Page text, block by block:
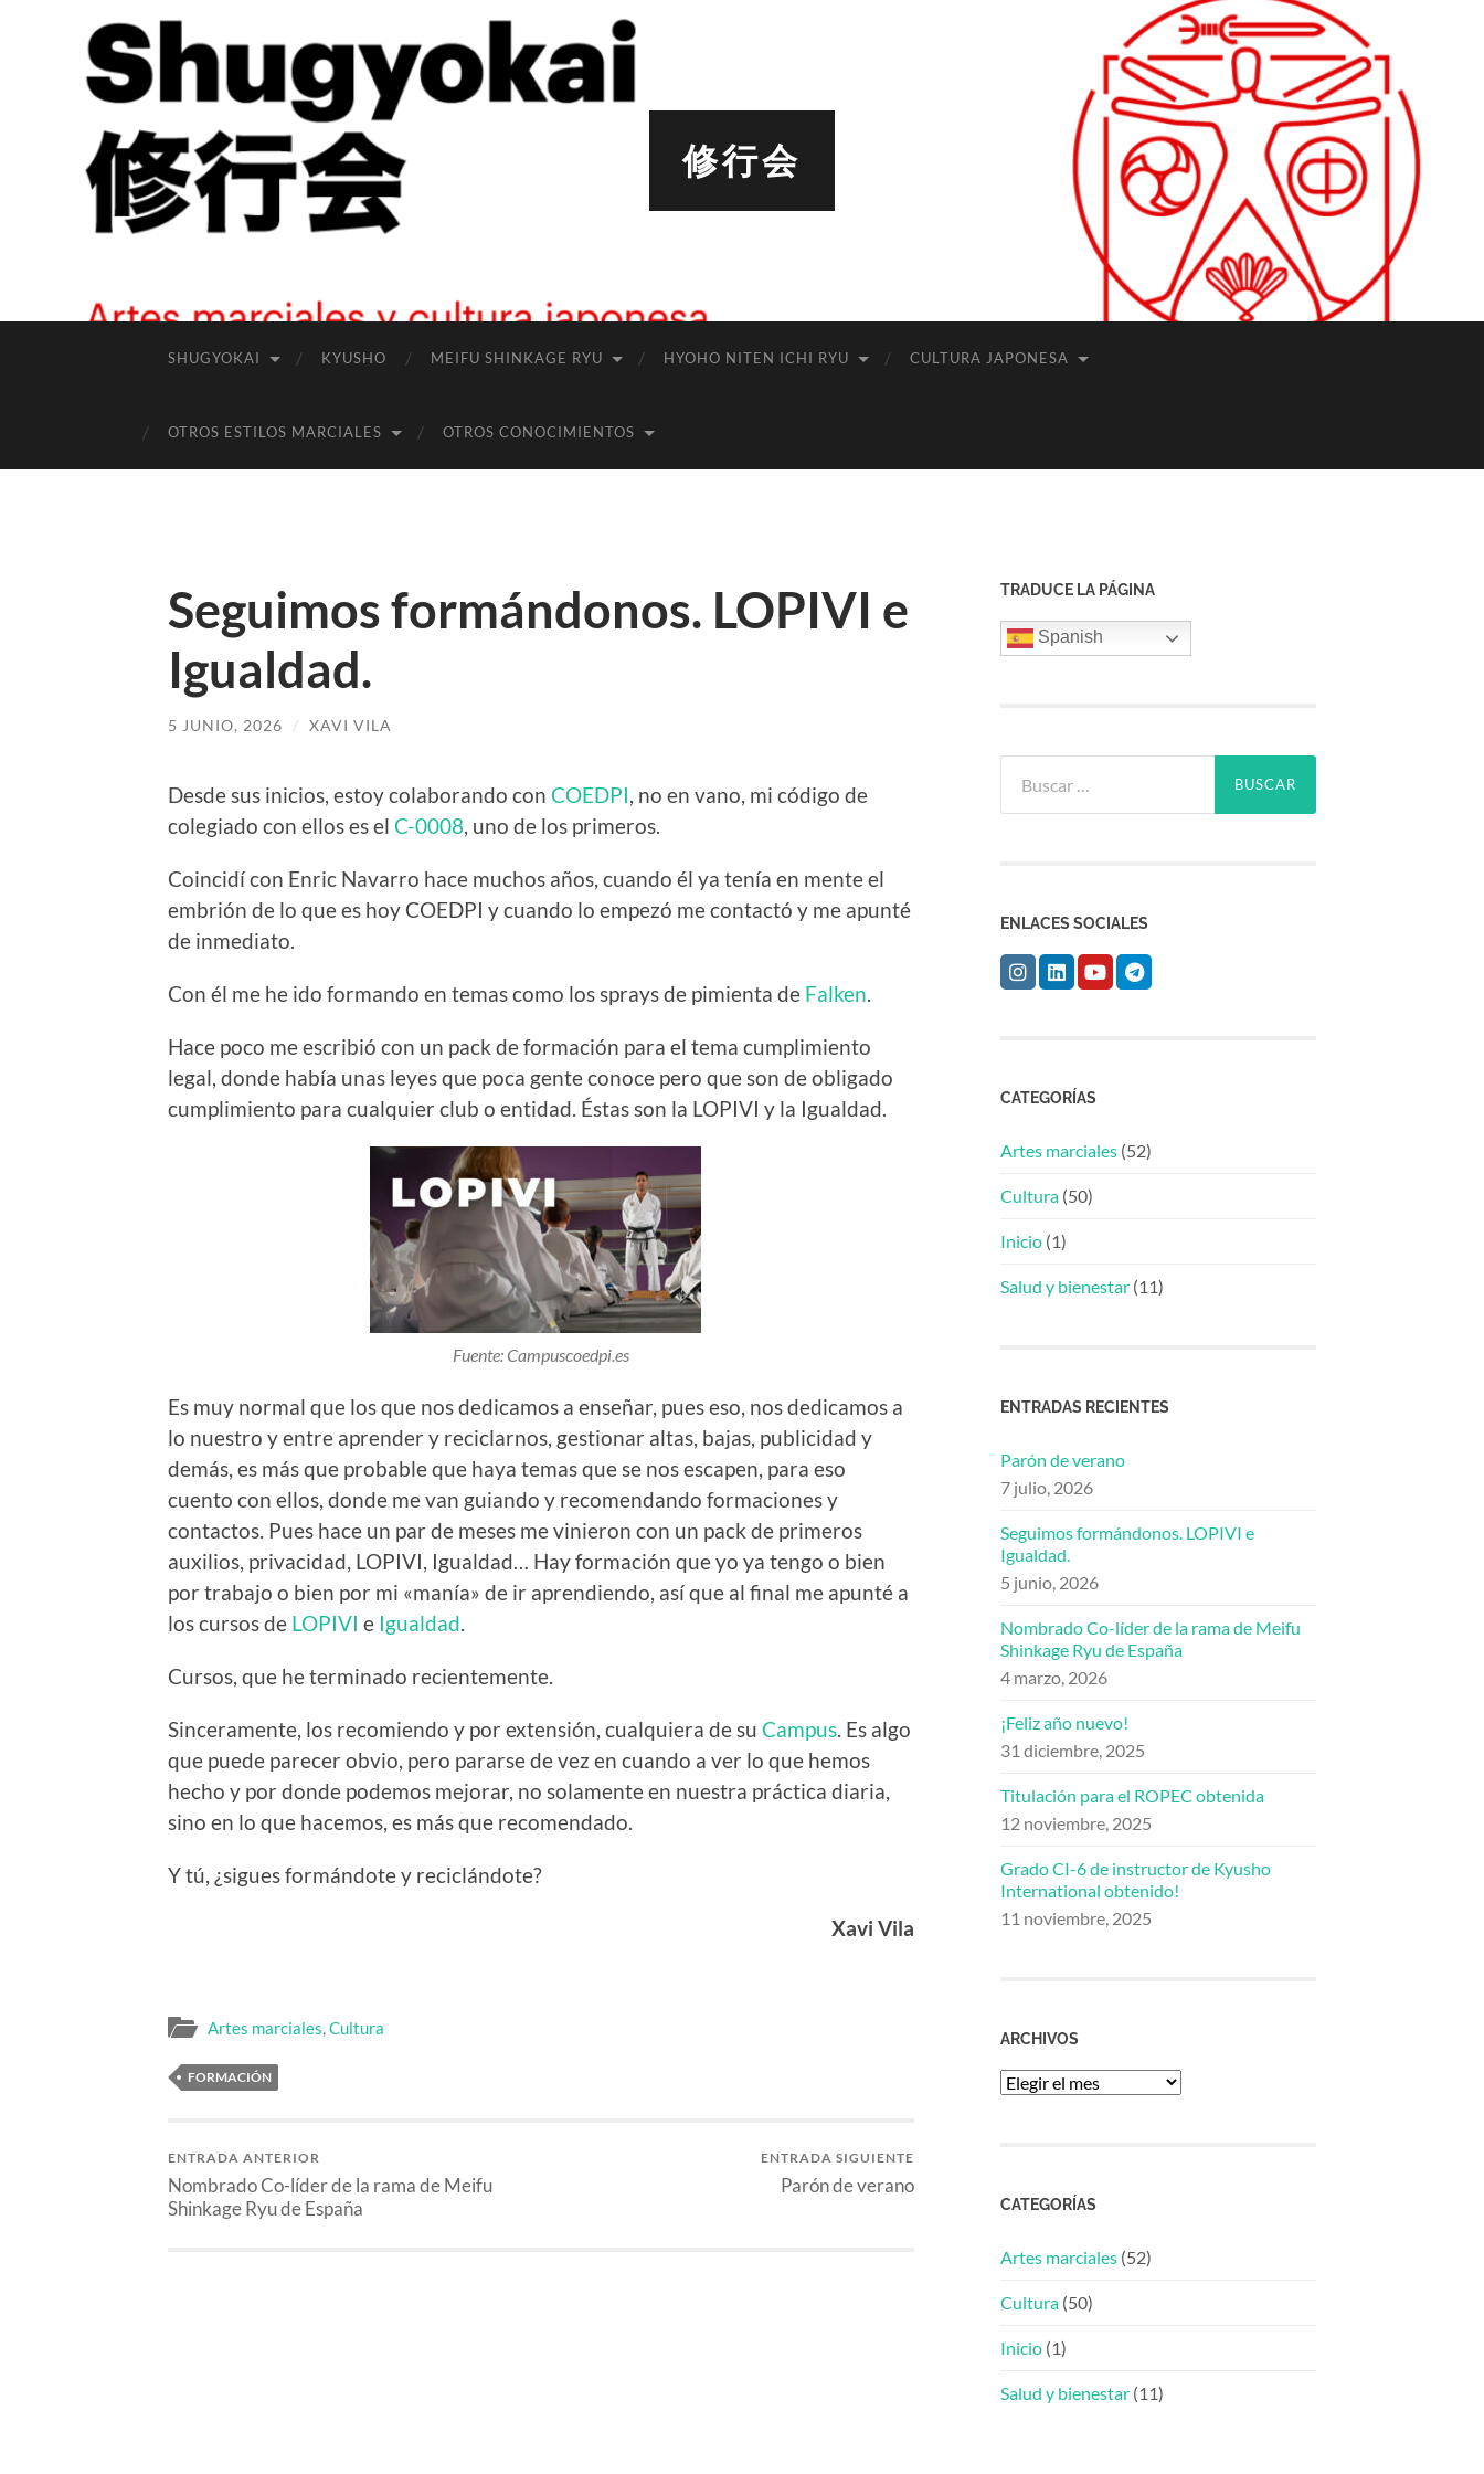
修行会
SHUGYOKAI KYUSHO MEIFU SHINKAGE RYU HYOHO NITEN ICHI RYU CULTURA JAPONESA
OTROS ESTILOS MARCIALES OTROS CONOCIMIENTOS
Seguimos formándonos. LOPIVI e
Igualdad.
5 JUNIO, 2026 / XAVI VILA
Desde sus inicios, estoy colaborando con COEDPI , no en vano, mi código de
colegiado con ellos es el C-0008 , uno de los primeros.
Coincidí con Enric Navarro hace muchos años, cuando él ya tenía en mente el
embrión de lo que es hoy COEDPI y cuando lo empezó me contactó y me apunté
de inmediato.
Con él me he ido formando en temas como los sprays de pimienta de Falken
Hace poco me escribió con un pack de formación para el tema cumplimiento
legal, donde había unas leyes que poca gente conoce pero que son de obligado
cumplimiento para cualquier club o entidad. Éstas son la LOPIVI y la Igualdad.
Fuente: Campuscoedpi.es
Es muy normal que los que nos dedicamos a enseñar, pues eso, nos dedicamos a
lo nuestro y entre aprender y reciclarnos, gestionar altas, bajas, publicidad y
demás, es más que probable que haya temas que se nos escapen, para eso
cuento con ellos, donde me van guiando y recomendando formaciones y
contactos. Pues hace un par de meses me vinieron con un pack de primeros
auxilios, privacidad, LOPIVI, Igualdad… Hay formación que yo ya tengo o bien
por trabajo o bien por mi «manía» de ir aprendiendo, así que al final me apunté a
los cursos de LOPIVI e Igualdad
Cursos, que he terminado recientemente.
Sinceramente, los recomiendo y por extensión, cualquiera de su Campus . Es algo
que puede parecer obvio, pero pararse de vez en cuando a ver lo que hemos
hecho y por donde podemos mejorar, no solamente en nuestra práctica diaria,
sino en lo que hacemos, es más que recomendado.
Y tú, ¿sigues formándote y reciclándote?
Xavi Vila
Artes marciales,Cultura
FORMACIÓN
ENTRADA ANTERIOR
Nombrado Co-líder de la rama de Meifu
Shinkage Ryu de España
ENTRADA SIGUIENTE
Parón de verano
TRADUCE LA PÁGINA
Spanish
ENLACES SOCIALES
CATEGORÍAS
Artes marciales (52)
Cultura (50)
Inicio (1)
Salud y bienestar (11)
ENTRADAS RECIENTES
Parón de verano
7 julio, 2026
Seguimos formándonos. LOPIVI e
Igualdad.
5 junio, 2026
Nombrado Co-líder de la rama de Meifu
Shinkage Ryu de España
4 marzo, 2026
¡Feliz año nuevo!
31 diciembre, 2025
Titulación para el ROPEC obtenida
12 noviembre, 2025
Grado CI-6 de instructor de Kyusho
International obtenido!
11 noviembre, 2025
ARCHIVOS
Archivos
CATEGORÍAS
Artes marciales (52)
Cultura (50)
Inicio (1)
Salud y bienestar (11)